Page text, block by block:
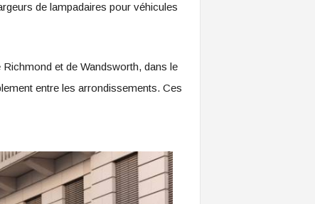
de lampadaires pour véhicules
et de Wandsworth, dans le
entre les arrondissements. Ces